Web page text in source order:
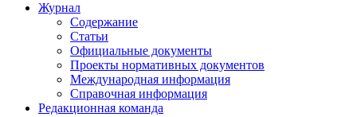
Журнал
Содержание
Статьи
Официальные документы
Проекты нормативных документов
Международная информация
Справочная информация
Редакционная команда